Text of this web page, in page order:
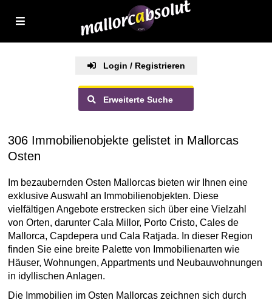
Login / Registrieren
Erweiterte Suche
306 Immobilienobjekte gelistet in Mallorcas
Osten
Im bezaubernden Osten Mallorcas bieten wir Ihnen eine
exklusive Auswahl an Immobilienobjekten. Diese
vielfältigen Angebote erstrecken sich über eine Vielzahl
von Orten, darunter Cala Millor, Porto Cristo, Cales de
Mallorca, Capdepera und Cala Ratjada. In dieser Region
finden Sie eine breite Palette von Immobilienarten wie
Häuser, Wohnungen, Appartments und Neubauwohnungen
in idyllischen Anlagen.
Die Immobilien im Osten Mallorcas zeichnen sich durch